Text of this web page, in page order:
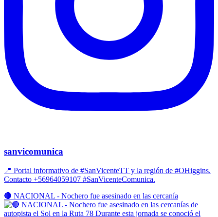
sanvicomunica
📍 Portal informativo de #SanVicenteTT y la región de #OHiggins.
Contacto +56964059107 #SanVicenteComunica.
🔴 NACIONAL - Nochero fue asesinado en las cercanía